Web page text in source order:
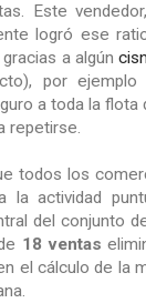
Este
logró ese
a algún
por
a toda la flota
repetirse.
todos los
la actividad
del conjunto
18 ventas
el cálculo de la